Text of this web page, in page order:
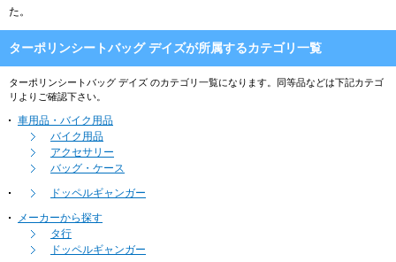
た。
ターポリンシートバッグ デイズが所属するカテゴリ一覧
ターポリンシートバッグ デイズ のカテゴリ一覧になります。同等品などは下記カテゴ
リよりご確認下さい。
車用品・バイク用品
バイク用品
アクセサリー
バッグ・ケース
ドッペルギャンガー
メーカーから探す
タ行
ドッペルギャンガー